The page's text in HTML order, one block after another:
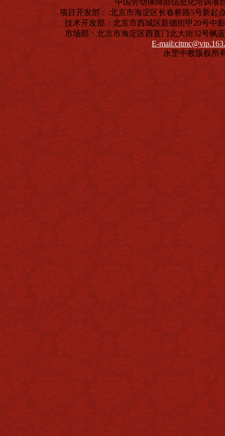
中国劳动保障部信息化培训项
项目开发部：:北京市海淀区长春桥路5号新起
技术开发部：北京市西城区新德街甲20号中
市场部：北京市海淀区西直门北大街32号枫
E-
永罡中教版权所